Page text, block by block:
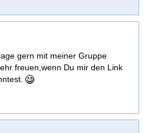
gern mit meiner Gruppe
freuen,wenn Du mir den Link